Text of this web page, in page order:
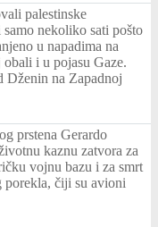
palestinske
nekoliko sati pošto
u napadima na
i u pojasu Gaze.
Dženin na Zapadnoj
prstena Gerardo
kaznu zatvora za
vojnu bazu i za smrt
porekla, čiji su avioni